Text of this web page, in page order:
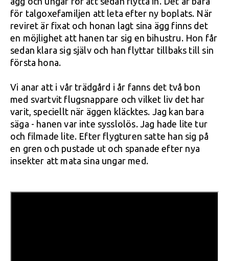
för talgoxefamiljen att leta efter ny boplats. När
reviret är fixat och honan lagt sina ägg finns det
en möjlighet att hanen tar sig en bihustru. Hon får
sedan klara sig själv och han flyttar tillbaks till sin
första hona.
Vi anar att i vår trädgård i år fanns det två bon
med svartvit flugsnappare och vilket liv det har
varit, speciellt när äggen kläcktes. Jag kan bara
säga - hanen var inte sysslolös. Jag hade lite tur
och filmade lite. Efter flygturen satte han sig på
en gren och pustade ut och spanade efter nya
insekter att mata sina ungar med.